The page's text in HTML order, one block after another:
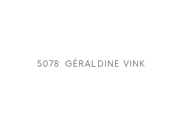
5078 GÉRALDINE VINK